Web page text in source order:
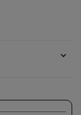
expand_more